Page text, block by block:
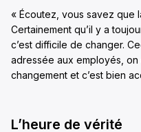
« Écoutez, vous savez que
Certainement qu’il y a
c’est difficile de changer.
adressée aux employés,
changement et c’est bien
L’heure de vérité